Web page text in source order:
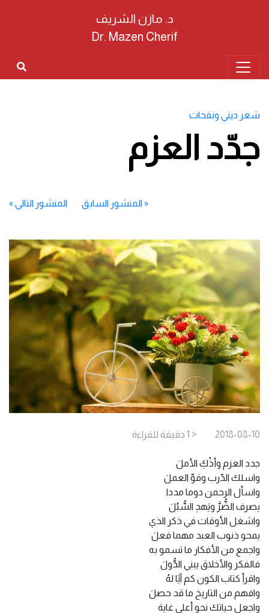
د. مازن الشريف
Dr. Mazen Cherif
شعر ديني ونفحات
جدّد العزم
«المنشور السابق المنشور التالي »
2018-08-10
< 1 دقيقة للقراءة
جدد العزم وأذْكِ الأملَ
واسلك الدّرب وقوِّ العملَ
واسأل الرحمن دوما مددا
يصرف الضُّرَّ ويَهدِ السُّبُلَ
واشغل الأوقات في ذكر الذي
يمحو ذنوب العبد مهما فعلَ
واجمع من الأفكار ما تسمو به
فالفكر والأخلاق يبني الدُّولَ
واقرأ كتاب الكون كم آيًا لهُ
وافهم من التاريخ ما قد حصلَ
واجعل حياتك نحو أعلى غاية